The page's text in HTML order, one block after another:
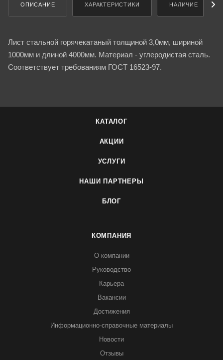
ОПИСАНИЕ ХАРАКТЕРИСТИКИ НАЛИЧИЕ
Лист стальной горячекатаный толщиной 3,0мм, шириной
1000мм и длиной 4000мм. Материал - углеродистая сталь.
Соответствует требованиям ГОСТ 16523-97.
КАТАЛОГ
АКЦИИ
УСЛУГИ
НАШИ ПАРТНЕРЫ
БЛОГ
КОМПАНИЯ
О компании
Руководство
Карьера
Вакансии
Достижения
Информационно-справочные материалы
Новости
Отзывы